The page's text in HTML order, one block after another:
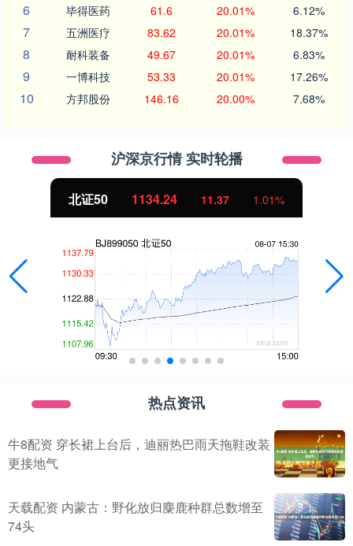
6 毕得医药 61.6 20.01% 6.12%
7 五洲医疗 83.62 20.01% 18.37%
8 耐科装备 49.67 20.01% 6.83%
9 一博科技 53.33 20.01% 17.26%
10 方邦股份 146.16 20.00% 7.68%
沪深京行情 实时轮播
北证50 1134.24 11.37 1.01%
热点资讯
牛8配资 穿长裙上台后，迪丽热巴雨天拖鞋改装
更接地气
天载配资 内蒙古：野化放归麋鹿种群总数增至
74头